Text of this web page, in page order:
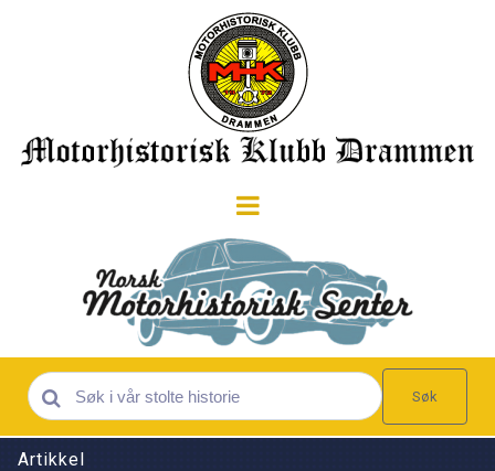
Søk
Artikkel